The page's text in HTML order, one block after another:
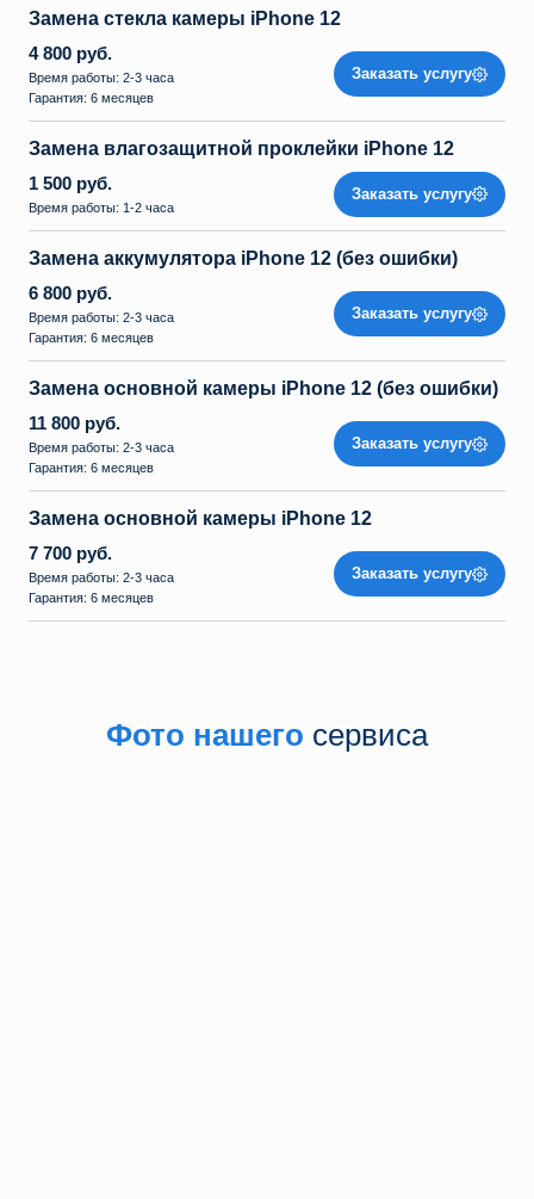
Замена стекла камеры iPhone 12
4 800 руб.
Время работы: 2-3 часа
Гарантия: 6 месяцев
Заказать услугу
Замена влагозащитной проклейки iPhone 12
1 500 руб.
Время работы: 1-2 часа
Заказать услугу
Замена аккумулятора iPhone 12 (без ошибки)
6 800 руб.
Время работы: 2-3 часа
Гарантия: 6 месяцев
Заказать услугу
Замена основной камеры iPhone 12 (без ошибки)
11 800 руб.
Время работы: 2-3 часа
Гарантия: 6 месяцев
Заказать услугу
Замена основной камеры iPhone 12
7 700 руб.
Время работы: 2-3 часа
Гарантия: 6 месяцев
Заказать услугу
Фото нашего сервиса